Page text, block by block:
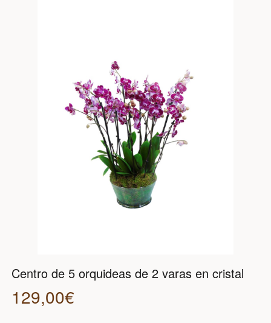
Centro de 5 orquideas de 2 varas en cristal
129,00€